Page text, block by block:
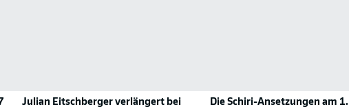
Julian Eitschberger verlängert bei
Die Schiri-Ansetzungen am 1.